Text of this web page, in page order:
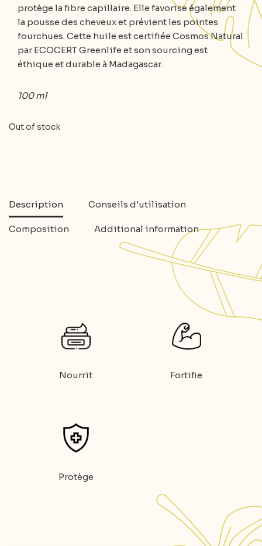
protège la fibre capillaire. Elle favorise également
la pousse des cheveux et prévient les pointes
fourchues. Cette huile est certifiée Cosmos Natural
par ECOCERT Greenlife et son sourcing est
éthique et durable à Madagascar.
100 ml
Out of stock
Description Conseils d'utilisation
Composition Additional information
Nourrit Fortifie
Protège